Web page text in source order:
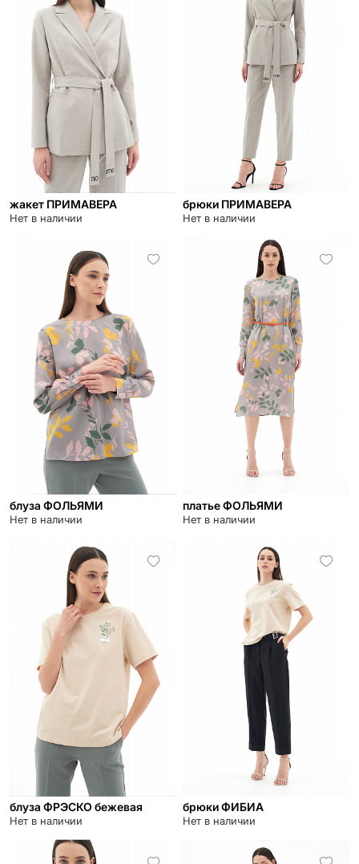
жакет ПРИМАВЕРА
Нет в наличии
брюки ПРИМАВЕРА
Нет в наличии
блуза ФОЛЬЯМИ
Нет в наличии
платье ФОЛЬЯМИ
Нет в наличии
блуза ФРЭСКО бежевая
Нет в наличии
брюки ФИБИА
Нет в наличии